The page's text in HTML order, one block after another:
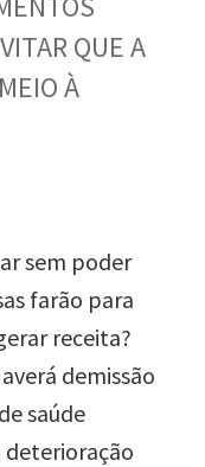
QUE A
À
sem poder
farão para
receita?
demissão
saúde
deterioração